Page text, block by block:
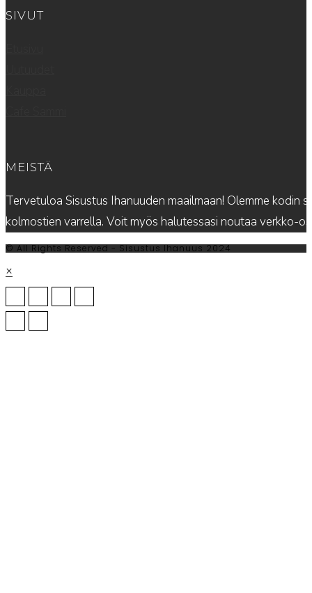
SIVUT
MEISTÄ
Tervetuloa Sisustus Ihanuuden maailmaan! Olemme kodin
kolmostien varrella. Voit myös halutessasi noutaa verkko-
© All Rights Reserved - Sisustus Ihanuus 2024
×